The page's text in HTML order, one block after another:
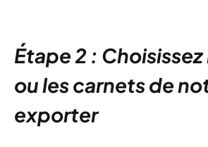
Étape 2 :
ou les carnets de
exporter